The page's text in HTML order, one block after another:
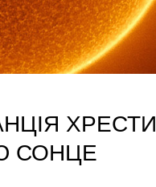
ХРЕСТИ
СОНЦЕ